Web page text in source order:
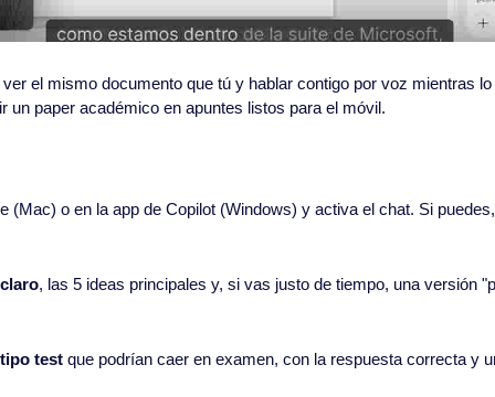
el mismo documento que tú y hablar contigo por voz mientras
un paper académico en apuntes listos para el móvil.
(Mac) o en la app de Copilot (Windows) y activa el chat. Si
, las 5 ideas principales y, si vas justo de tiempo, una versión
test que podrían caer en examen, con la respuesta correcta y